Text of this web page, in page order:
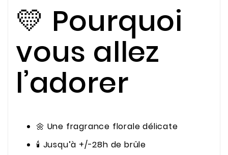
💛 Pourquoi
vous allez
l’adorer
🌼 Une fragrance florale délicate
🕯️ Jusqu’à +/-28h de brûle